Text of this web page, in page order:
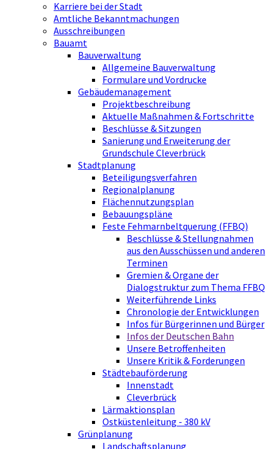
Karriere bei der Stadt
Amtliche Bekanntmachungen
Ausschreibungen
Bauamt
Bauverwaltung
Allgemeine Bauverwaltung
Formulare und Vordrucke
Gebäudemanagement
Projektbeschreibung
Aktuelle Maßnahmen & Fortschritte
Beschlüsse & Sitzungen
Sanierung und Erweiterung der
Grundschule Cleverbrück
Stadtplanung
Beteiligungsverfahren
Regionalplanung
Flächennutzungsplan
Bebauungspläne
Feste Fehmarnbeltquerung (FFBQ)
Beschlüsse & Stellungnahmen
aus den Ausschüssen und anderen
Terminen
Gremien & Organe der
Dialogstruktur zum Thema FFBQ
Weiterführende Links
Chronologie der Entwicklungen
Infos für Bürgerinnen und Bürger
Infos der Deutschen Bahn
Unsere Betroffenheiten
Unsere Kritik & Forderungen
Städtebauförderung
Innenstadt
Cleverbrück
Lärmaktionsplan
Ostküstenleitung - 380 kV
Grünplanung
Landschaftsplanung